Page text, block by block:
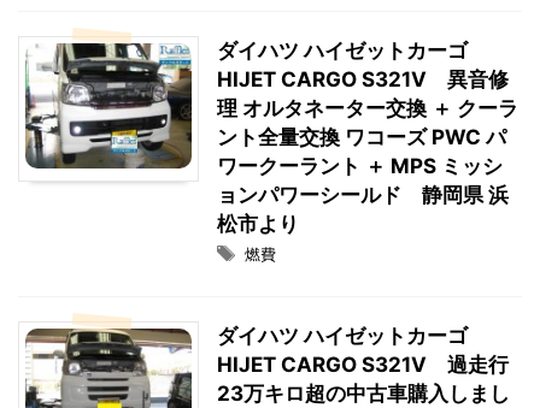
ダイハツ ハイゼットカーゴ
HIJET CARGO S321V 異音修
理 オルタネーター交換 ＋ クーラ
ント全量交換 ワコーズ PWC パ
ワークーラント ＋ MPS ミッシ
ョンパワーシールド 静岡県 浜
松市より
燃費
ダイハツ ハイゼットカーゴ
HIJET CARGO S321V 過走行
23万キロ超の中古車購入しまし